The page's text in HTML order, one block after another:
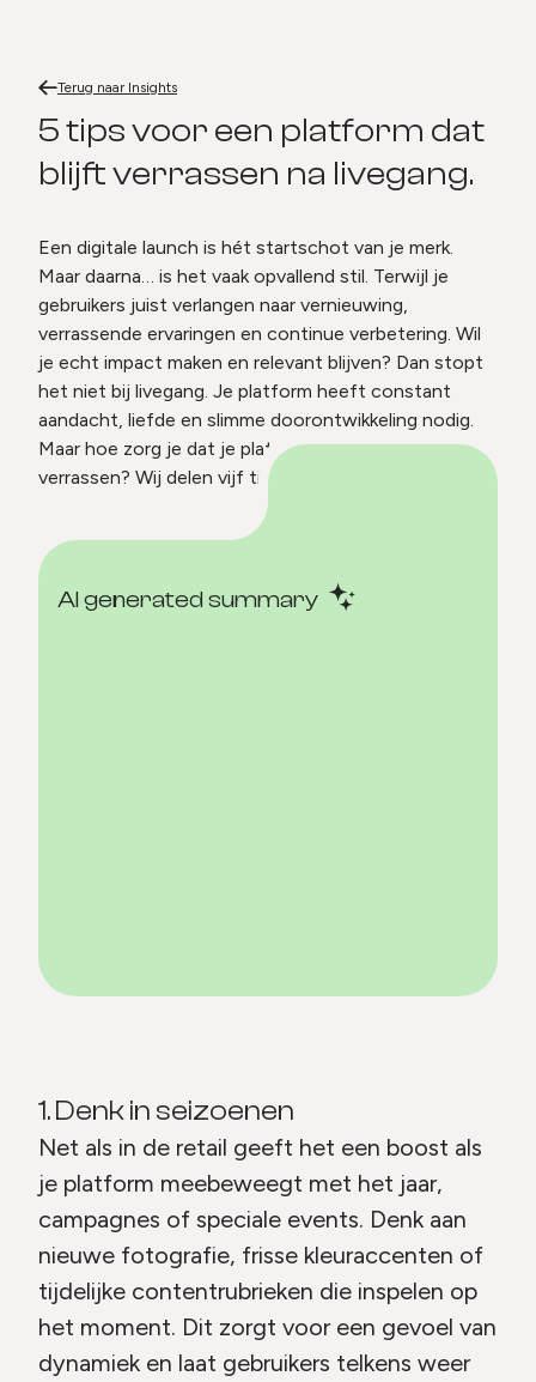
Terug naarHome
Terug naar Insights
5 tips voor een platform dat blijft verrassen na livegang.
5 tips voor een platform dat
5 tips voor een platform dat
blijft verrassen na livegang.
Een digitale launch is hét startschot van je merk.
Maar daarna… is het vaak opvallend stil. Terwijl je
gebruikers juist verlangen naar vernieuwing,
verrassende ervaringen en continue verbetering. Wil
je echt impact maken en relevant blijven? Dan stopt
het niet bij livegang. Je platform heeft constant
aandacht, liefde en slimme doorontwikkeling nodig.
Maar hoe zorg je dat je platform blijft prikkelen en
verrassen? Wij delen vijf tips die het verschil maken.
AI generated summary
1. Denk in seizoenen
Net als in de retail geeft het een boost als
je platform meebeweegt met het jaar,
campagnes of speciale events. Denk aan
nieuwe fotografie, frisse kleuraccenten of
tijdelijke contentrubrieken die inspelen op
het moment. Dit zorgt voor een gevoel van
dynamiek en laat gebruikers telkens weer